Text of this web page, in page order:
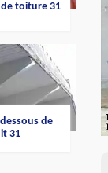
toiture 31
de
31